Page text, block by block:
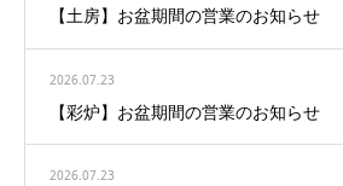
【土房】お盆期間の営業のお知らせ
2026.07.23
【彩炉】お盆期間の営業のお知らせ
2026.07.23